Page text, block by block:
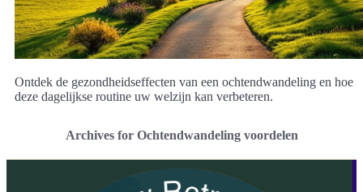
Ontdek de gezondheidseffecten van een ochtendwandeling en hoe
deze dagelijkse routine uw welzijn kan verbeteren.
Archives for Ochtendwandeling voordelen